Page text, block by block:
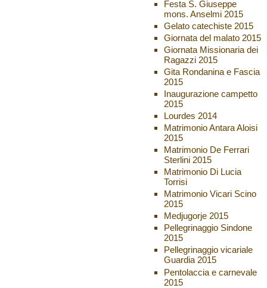
Festa S. Giuseppe
mons. Anselmi 2015
Gelato catechiste 2015
Giornata del malato 2015
Giornata Missionaria dei
Ragazzi 2015
Gita Rondanina e Fascia
2015
Inaugurazione campetto
2015
Lourdes 2014
Matrimonio Antara Aloisi
2015
Matrimonio De Ferrari
Sterlini 2015
Matrimonio Di Lucia
Torrisi
Matrimonio Vicari Scino
2015
Medjugorje 2015
Pellegrinaggio Sindone
2015
Pellegrinaggio vicariale
Guardia 2015
Pentolaccia e carnevale
2015